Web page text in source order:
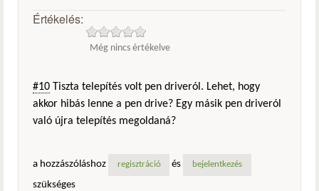
Értékelés:
Még nincs értékelve
#10 Tiszta telepítés volt pen driveról. Lehet, hogy
akkor hibás lenne a pen drive? Egy másik pen driveról
való újra telepítés megoldaná?
a hozzászóláshoz regisztráció és bejelentkezés
szükséges